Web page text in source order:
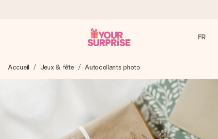
Nous préparons votre cadeau avec attention et l’envoyons
en un éclair – pour que vous puissiez l’offrir au bon moment,
4,8 (sur la base de +15 000 avis)
FR
Accueil Jeux & fête Autocollants photo